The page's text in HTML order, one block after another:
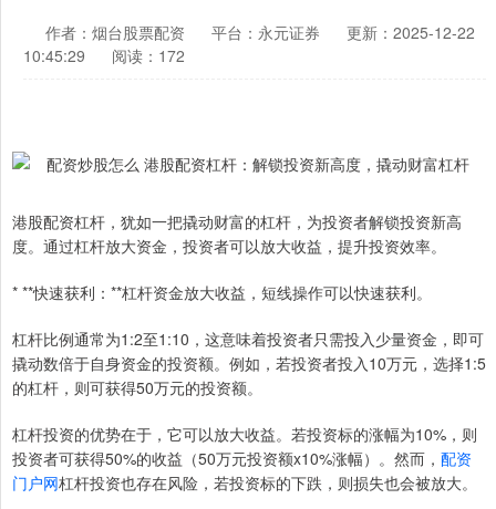
作者：烟台股票配资 平台：永元证券
更新：2025-12-22
10:45:29
阅读：172
港股配资杠杆，犹如一把撬动财富的杠杆，为投资者解锁投资新高
度。通过杠杆放大资金，投资者可以放大收益，提升投资效率。
* **快速获利：**杠杆资金放大收益，短线操作可以快速获利。
杠杆比例通常为1:2至1:10，这意味着投资者只需投入少量资金，即可
撬动数倍于自身资金的投资额。例如，若投资者投入10万元，选择1:5
的杠杆，则可获得50万元的投资额。
杠杆投资的优势在于，它可以放大收益。若投资标的涨幅为10%，则
投资者可获得50%的收益（50万元投资额x10%涨幅）。然而， 配资
门户网杠杆投资也存在风险，若投资标的下跌，则损失也会被放大。